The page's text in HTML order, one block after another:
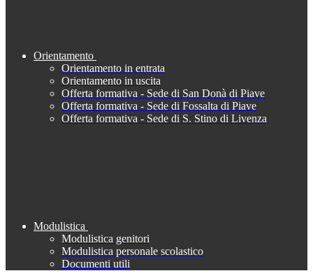
Orientamento
Orientamento in entrata
Orientamento in uscita
Offerta formativa - Sede di San Donà di Piave
Offerta formativa - Sede di Fossalta di Piave
Offerta formativa - Sede di S. Stino di Livenza
Modulistica
Modulistica genitori
Modulistica personale scolastico
Documenti utili